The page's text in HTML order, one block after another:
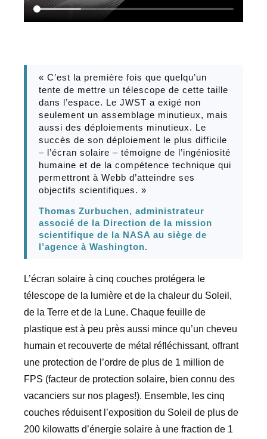
« C’est la première fois que quelqu’un
tente de mettre un télescope de cette taille
dans l’espace. Le JWST a exigé non
seulement un assemblage minutieux, mais
aussi des déploiements minutieux. Le
succès de son déploiement le plus difficile
– l’écran solaire – témoigne de l’ingéniosité
humaine et de la compétence technique qui
permettront à Webb d’atteindre ses
objectifs scientifiques. »
Thomas Zurbuchen, administrateur
associé de la Direction de la mission
scientifique de la NASA au siège de
l’agence à Washington.
L’écran solaire à cinq couches protégera le
télescope de la lumière et de la chaleur du Soleil,
de la Terre et de la Lune. Chaque feuille de
plastique est à peu près aussi mince qu’un cheveu
humain et recouverte de métal réfléchissant, offrant
une protection de l’ordre de plus de 1 million de
FPS (facteur de protection solaire, bien connu des
vacanciers sur nos plages!). Ensemble, les cinq
couches réduisent l’exposition du Soleil de plus de
200 kilowatts d’énergie solaire à une fraction de 1